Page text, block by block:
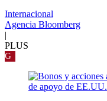
Internacional
Agencia Bloomberg
|
PLUS
G